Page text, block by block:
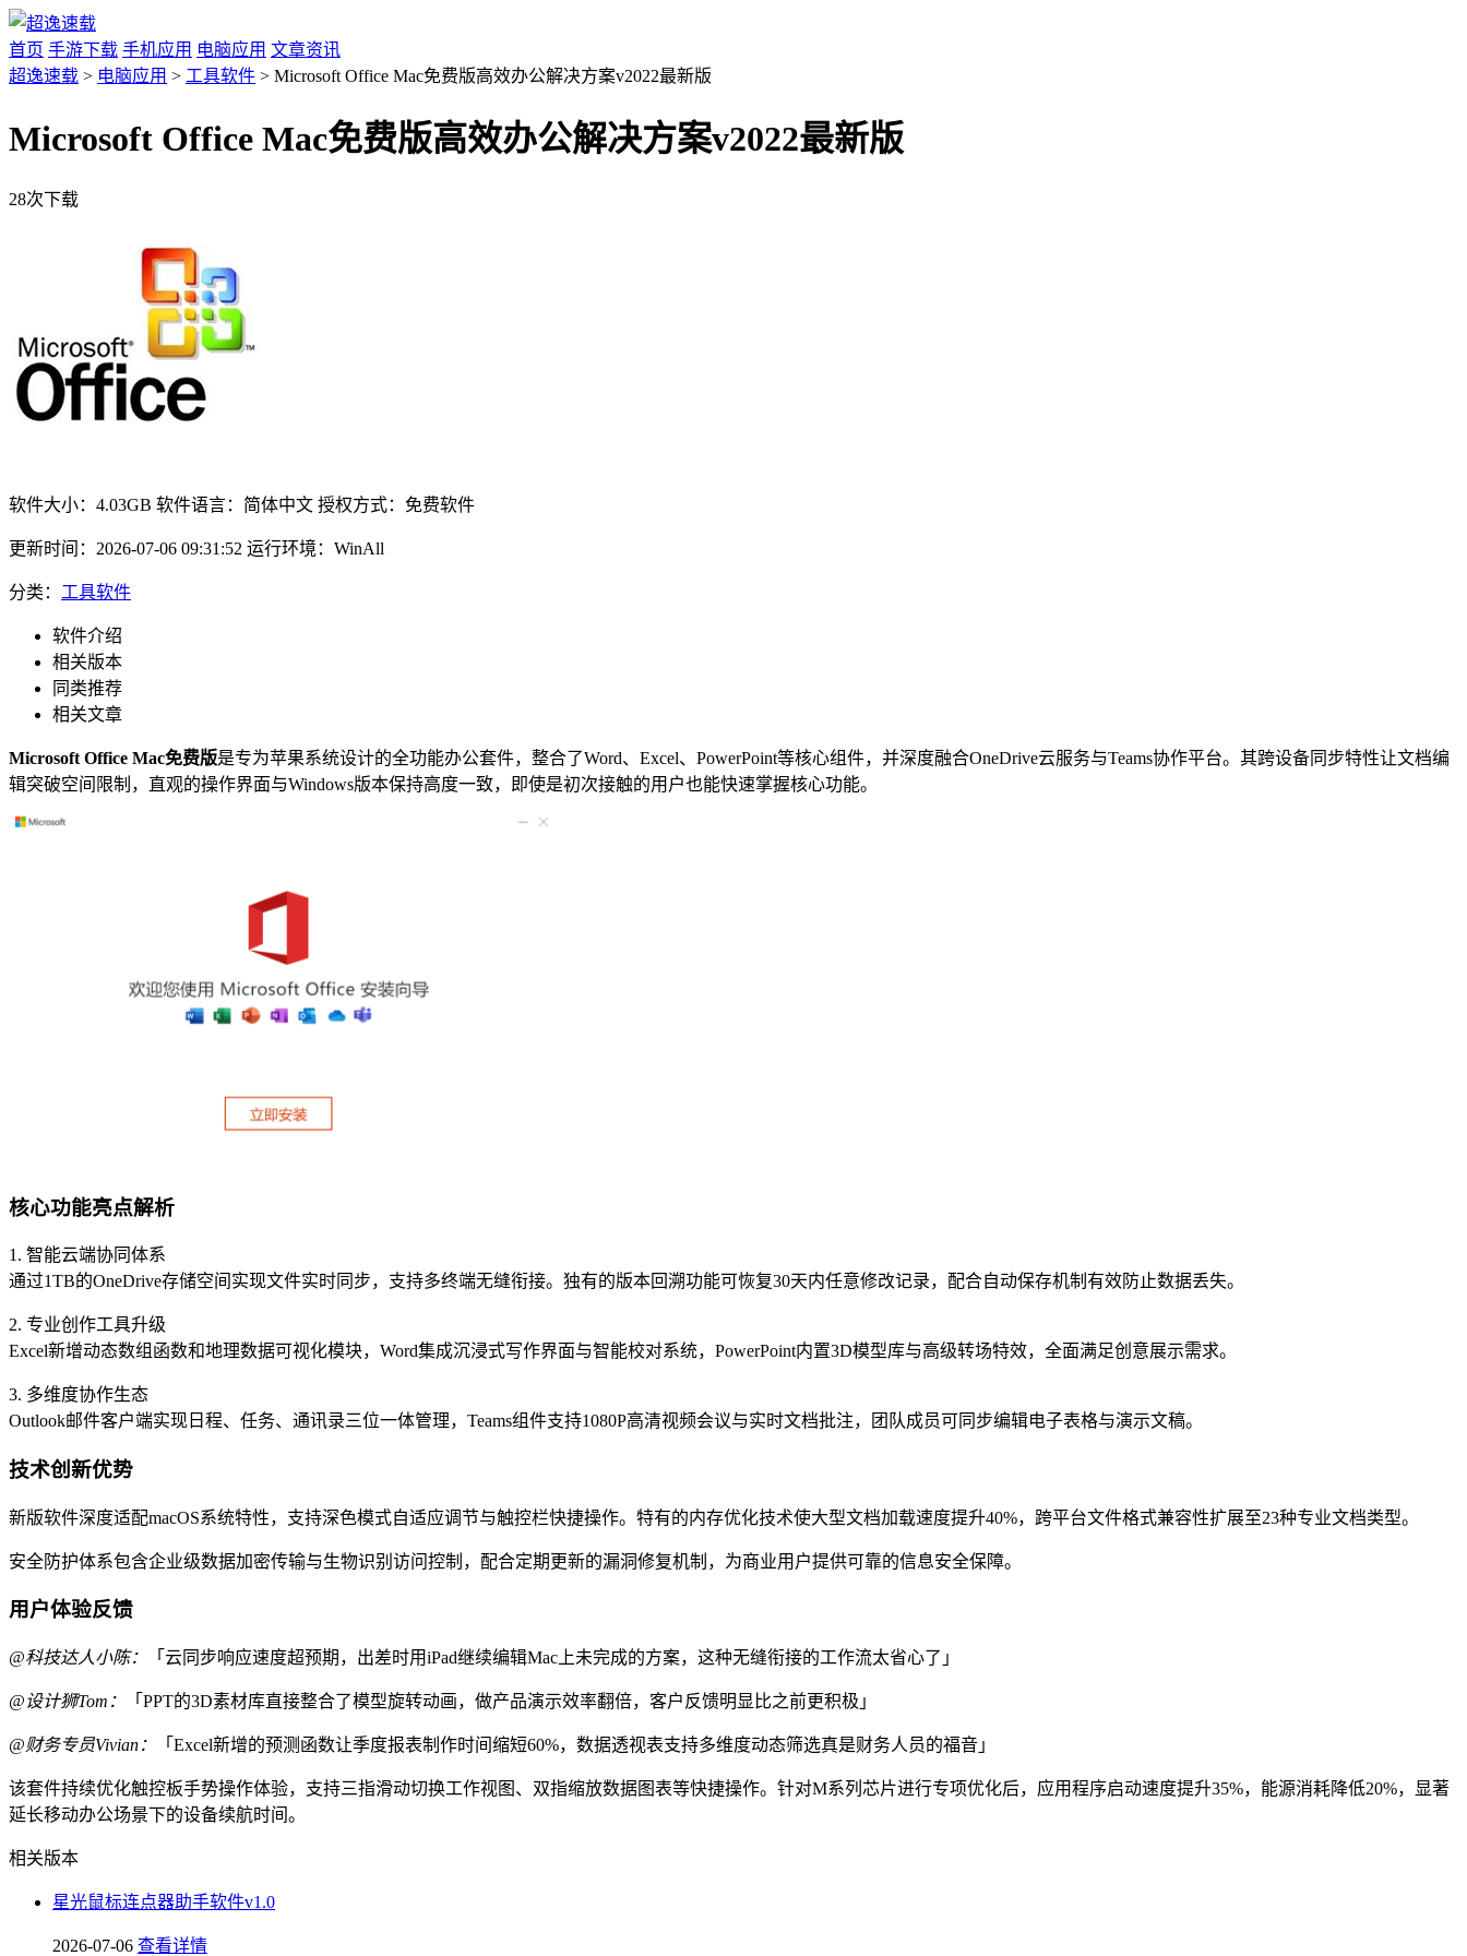
首页 手游下载 手机应用 电脑应用 文章资讯
超逸速载 > 电脑应用 > 工具软件 > Microsoft Office Mac免费版高效办公解决方案v2022最新版
Microsoft Office Mac免费版高效办公解决方案v2022最新版
28次下载
软件大小： 4.03GB 软件语言： 简体中文 授权方式： 免费软件
更新时间： 2026-07-06 09:31:52 运行环境： WinAll
分类： 工具软件
软件介绍
相关版本
同类推荐
相关文章
Microsoft Office Mac免费版是专为苹果系统设计的全功能办公套件，整合了Word、Excel、PowerPoint等核心组件，并深度融合OneDrive云服务与Teams协作平台。其跨设备同步特性让文档编
辑突破空间限制，直观的操作界面与Windows版本保持高度一致，即使是初次接触的用户也能快速掌握核心功能。
核心功能亮点解析
1. 智能云端协同体系
通过1TB的OneDrive存储空间实现文件实时同步，支持多终端无缝衔接。独有的版本回溯功能可恢复30天内任意修改记录，配合自动保存机制有效防止数据丢失。
2. 专业创作工具升级
Excel新增动态数组函数和地理数据可视化模块，Word集成沉浸式写作界面与智能校对系统，PowerPoint内置3D模型库与高级转场特效，全面满足创意展示需求。
3. 多维度协作生态
Outlook邮件客户端实现日程、任务、通讯录三位一体管理，Teams组件支持1080P高清视频会议与实时文档批注，团队成员可同步编辑电子表格与演示文稿。
技术创新优势
新版软件深度适配macOS系统特性，支持深色模式自适应调节与触控栏快捷操作。特有的内存优化技术使大型文档加载速度提升40%，跨平台文件格式兼容性扩展至23种专业文档类型。
安全防护体系包含企业级数据加密传输与生物识别访问控制，配合定期更新的漏洞修复机制，为商业用户提供可靠的信息安全保障。
用户体验反馈
@科技达人小陈： 「云同步响应速度超预期，出差时用iPad继续编辑Mac上未完成的方案，这种无缝衔接的工作流太省心了」
@设计狮Tom： 「PPT的3D素材库直接整合了模型旋转动画，做产品演示效率翻倍，客户反馈明显比之前更积极」
@财务专员Vivian： 「Excel新增的预测函数让季度报表制作时间缩短60%，数据透视表支持多维度动态筛选真是财务人员的福音」
该套件持续优化触控板手势操作体验，支持三指滑动切换工作视图、双指缩放数据图表等快捷操作。针对M系列芯片进行专项优化后，应用程序启动速度提升35%，能源消耗降低20%，显著
延长移动办公场景下的设备续航时间。
相关版本
星光鼠标连点器助手软件v1.0
2026-07-06 查看详情